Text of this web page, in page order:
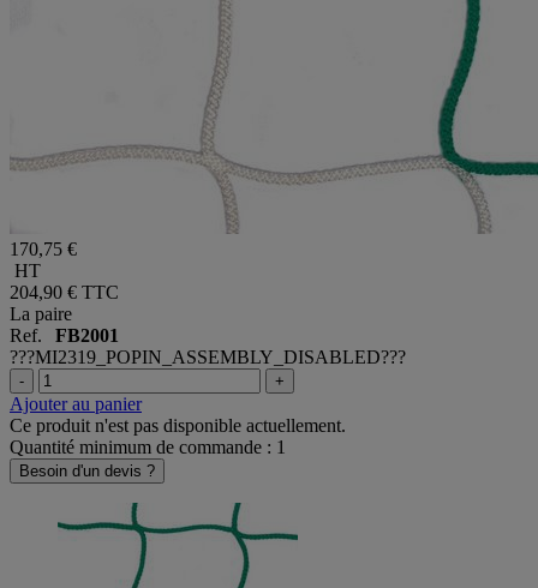
170,75 €
HT
204,90 € TTC
La paire
Ref. FB2001
???MI2319_POPIN_ASSEMBLY_DISABLED???
- +
Ajouter au panier
Ce produit n'est pas disponible actuellement.
Quantité minimum de commande : 1
Besoin d'un devis ?